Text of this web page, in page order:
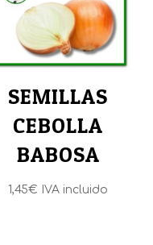
SEMILLAS
CEBOLLA
BABOSA
1,45€ IVA incluido